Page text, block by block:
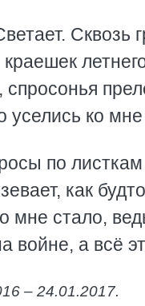
Сквозь
уселись ко
по листкам
как
мне стало,
войне, а всё
– 24.01.2017.